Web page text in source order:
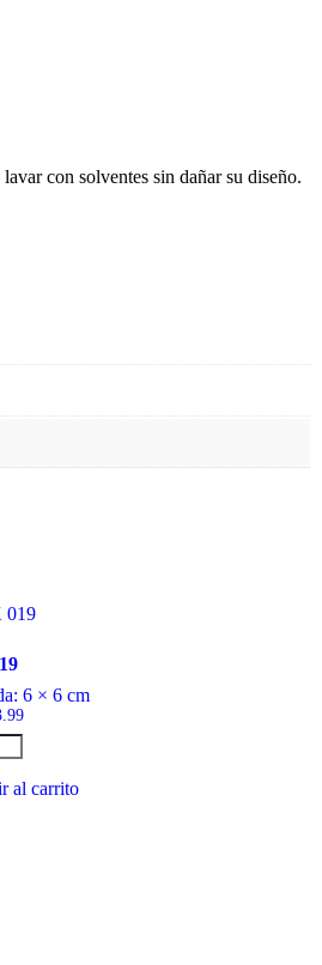
con solventes sin dañar su diseño.
6 × 6 cm
al carrito